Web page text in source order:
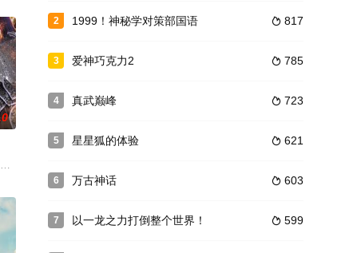
，净化了受污染的
做该动画的第二部。《百变马丁》保留了上一系列风趣
，魔暗罪恶怎了结？忘机绝，半生恩仇剑上雪。殉道血，一战乾坤仙魔决。
2  817
1999！神秘学对策部国语
3  785
爱神巧克力2
4  723
真武巅峰
5  621
星星狐的体验
6  603
万古神话
7  599
以一龙之力打倒整个世界！